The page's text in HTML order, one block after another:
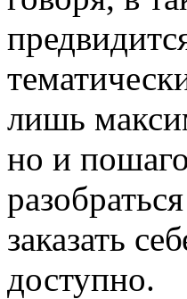
лишь
но и
заказать
доступно.